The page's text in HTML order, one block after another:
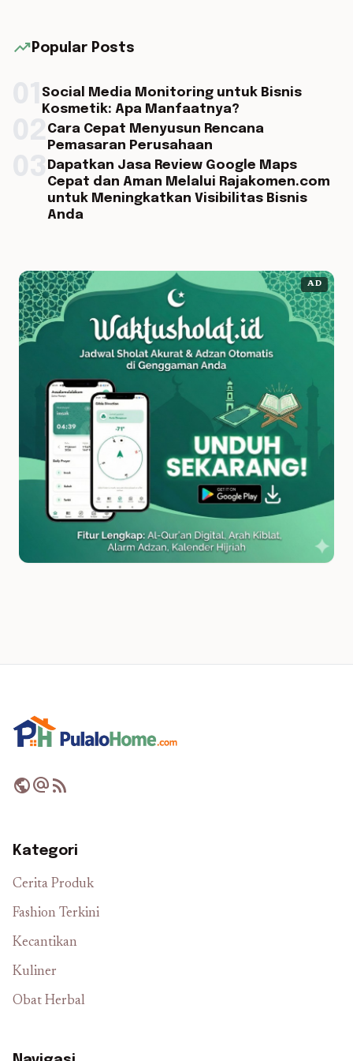
trending_up Popular Posts
Social Media Monitoring untuk Bisnis
Kosmetik: Apa Manfaatnya?
Cara Cepat Menyusun Rencana
Pemasaran Perusahaan
Dapatkan Jasa Review Google Maps
Cepat dan Aman Melalui Rajakomen.com
untuk Meningkatkan Visibilitas Bisnis
Anda
AD
publicalternate_emailrss_feed
Kategori
Cerita Produk
Fashion Terkini
Kecantikan
Kuliner
Obat Herbal